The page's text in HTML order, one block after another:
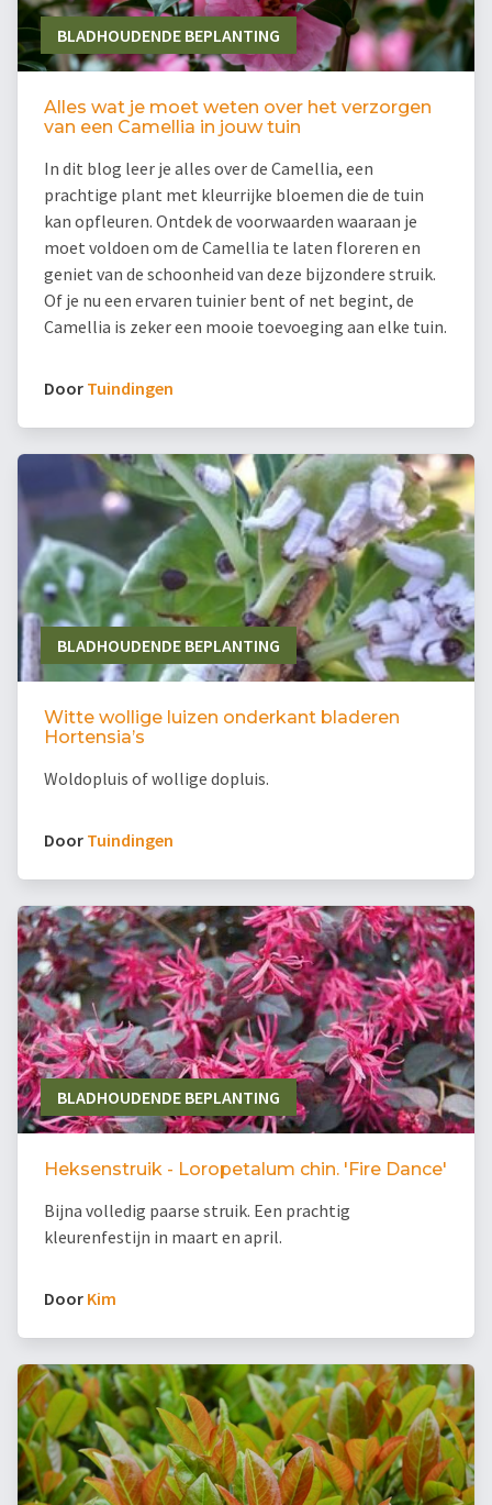
BLADHOUDENDE BEPLANTING
Alles wat je moet weten over het verzorgen
van een Camellia in jouw tuin
In dit blog leer je alles over de Camellia, een
prachtige plant met kleurrijke bloemen die de tuin
kan opfleuren. Ontdek de voorwaarden waaraan je
moet voldoen om de Camellia te laten floreren en
geniet van de schoonheid van deze bijzondere struik.
Of je nu een ervaren tuinier bent of net begint, de
Camellia is zeker een mooie toevoeging aan elke tuin.
Door Tuindingen
BLADHOUDENDE BEPLANTING
Witte wollige luizen onderkant bladeren
Hortensia’s
Woldopluis of wollige dopluis.
Door Tuindingen
BLADHOUDENDE BEPLANTING
Heksenstruik - Loropetalum chin. 'Fire Dance'
Bijna volledig paarse struik. Een prachtig
kleurenfestijn in maart en april.
Door Kim